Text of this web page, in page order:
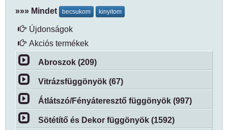
»»» Mindet becsukom kinyitom
Újdonságok
Akciós termékek
Abroszok (209)
Vitrázsfüggönyök (67)
Átlátszó/Fényáteresztő függönyök (997)
Sötétítő és Dekor függönyök (1592)